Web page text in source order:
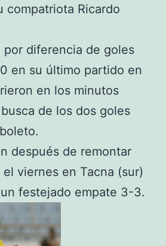
compatriota Ricardo
por diferencia de goles
en su último partido en
en los minutos
de los dos goles
después de remontar
viernes en Tacna (sur)
festejado empate 3-3.